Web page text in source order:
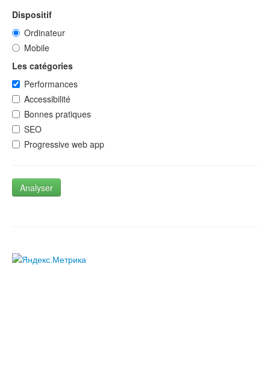
Dispositif
Ordinateur
Mobile
Les catégories
Performances
Accessibilité
Bonnes pratiques
SEO
Progressive web app
Analyser